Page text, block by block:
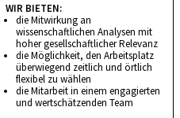
WIR BIETEN:
die Mitwirkung an
wissenschaftlichen Analysen mit
hoher gesellschaftlicher Relevanz
die Möglichkeit, den Arbeitsplatz
überwiegend zeitlich und örtlich
flexibel zu wählen
die Mitarbeit in einem engagierten
und wertschätzenden Team